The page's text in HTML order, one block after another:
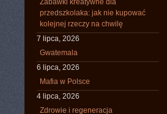
Zabawki kreatywne dla
przedszkolaka: jak nie kupować
kolejnej rzeczy na chwilę
7 lipca, 2026
Gwatemala
6 lipca, 2026
Mafia w Polsce
4 lipca, 2026
Zdrowie i regeneracja